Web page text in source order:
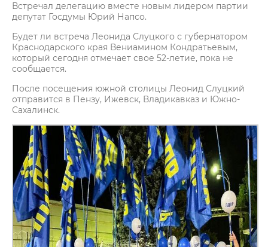
Встречал делегацию вместе новым лидером партии
депутат Госдумы Юрий Напсо.
Будет ли встреча Леонида Слуцкого с губернатором
Краснодарского края Вениамином Кондратьевым,
который сегодня отмечает свое 52-летие, пока не
сообщается.
После посещения южной столицы Леонид Слуцкий
отправится в Пензу, Ижевск, Владикавказ и Южно-
Сахалинск.